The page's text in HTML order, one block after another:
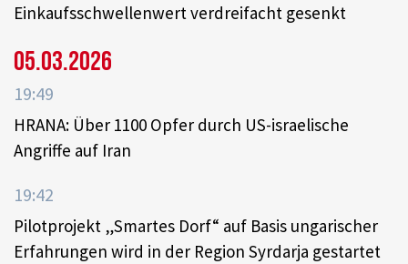
Einkaufsschwellenwert verdreifacht gesenkt
05.03.2026
19:49
HRANA: Über 1100 Opfer durch US-israelische
Angriffe auf Iran
19:42
Pilotprojekt „Smartes Dorf“ auf Basis ungarischer
Erfahrungen wird in der Region Syrdarja gestartet